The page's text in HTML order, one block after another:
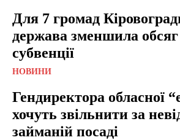
Для 7 громад
держава зменшила обсяг
субвенції
НОВИНИ
Гендиректора обласної
хочуть звільнити за
займаній посаді